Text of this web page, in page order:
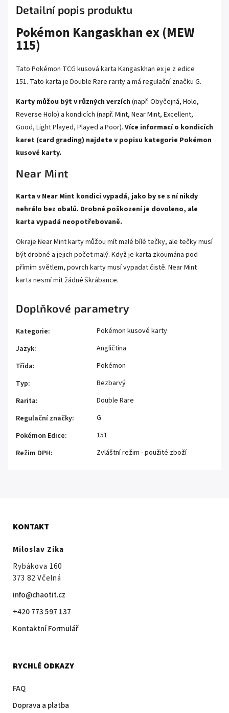
Detailní popis produktu
Pokémon Kangaskhan ex (MEW
115)
Tato Pokémon TCG kusová karta Kangaskhan ex je z edice
151. Tato karta je Double Rare rarity a má regulační značku G.
Karty můžou být v různých verzích (např. Obyčejná, Holo,
Reverse Holo) a kondicích (např. Mint, Near Mint, Excellent,
Good, Light Played, Played a Poor). Více informací o kondicích
karet (card grading) najdete v popisu kategorie Pokémon
kusové karty.
Near Mint
Karta v Near Mint kondici vypadá, jako by se s ní nikdy
nehrálo bez obalů. Drobné poškození je dovoleno, ale
karta vypadá neopotřebovaně.
Okraje Near Mint karty můžou mít malé bílé tečky, ale tečky musí
být drobné a jejich počet malý. Když je karta zkoumána pod
přímím světlem, povrch karty musí vypadat čistě. Near Mint
karta nesmí mít žádné škrábance.
Doplňkové parametry
Kategorie:
Pokémon kusové karty
Jazyk:
Angličtina
Třída:
Pokémon
Typ:
Bezbarvý
Rarita:
Double Rare
Regulační značky:
G
Pokémon Edice:
151
Režim DPH: Zvláštní režim - použité zboží
KONTAKT
Miloslav Zíka
Rybákova 160
373 82 Včelná
info@chaotit.cz
+420 773 597 137
Kontaktní Formulář
RYCHLÉ ODKAZY
FAQ
Doprava a platba